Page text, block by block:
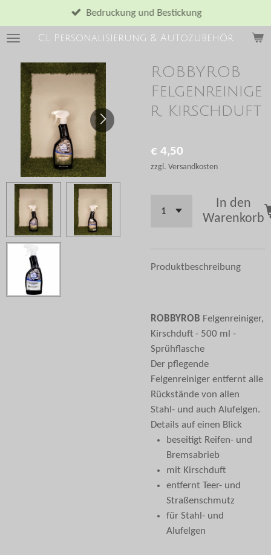
Hauptinhalt
springenCl Personalisierung & Autozubehör
Bedruckung und Bestickung
ROBBYROB
Felgenreinige
r, Kirschduft
€ 4,50
zzgl. Versandkosten
In den
Warenkorb
Produktbeschreibung
ROBBYROB Felgenreiniger,
Kirschduft - 500 ml -
Sprühflasche
Der pflegende
Felgenreiniger entfernt alle
Rückstände von allen
Stahl- und auch Alufelgen.
Details auf einen Blick
beseitigt Reifen- und
Bremsabrieb
mit Kirschduft
entfernt Teer- und
Straßenschmutz
für Stahl- und
Alufelgen